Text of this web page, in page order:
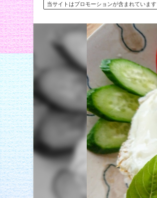
当サイトはプロモーションが含まれています